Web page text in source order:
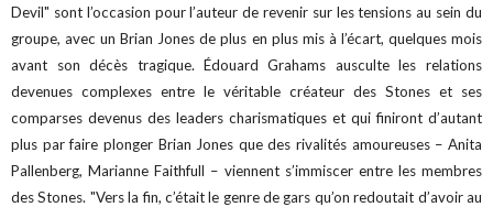
Devil" sont l’occasion pour l’auteur de revenir sur les tensions au sein du
groupe, avec un Brian Jones de plus en plus mis à l’écart, quelques mois
avant son décès tragique. Édouard Grahams ausculte les relations
devenues complexes entre le véritable créateur des Stones et ses
comparses devenus des leaders charismatiques et qui finiront d’autant
plus par faire plonger Brian Jones que des rivalités amoureuses – Anita
Pallenberg, Marianne Faithfull – viennent s’immiscer entre les membres
des Stones. "Vers la fin, c’était le genre de gars qu’on redoutait d’avoir au